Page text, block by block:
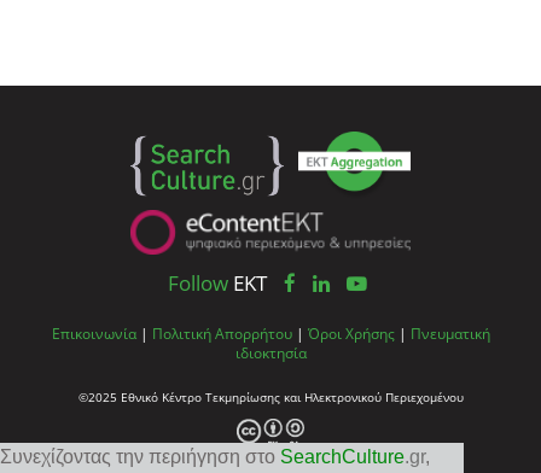
Συνεχίζοντας την περιήγηση στο SearchCulture.gr,
Follow EKT
Επικοινωνία | Πολιτική Απορρήτου | Όροι Χρήσης | Πνευματική
ιδιοκτησία
©2025 Εθνικό Κέντρο Τεκμηρίωσης και Ηλεκτρονικού Περιεχομένου